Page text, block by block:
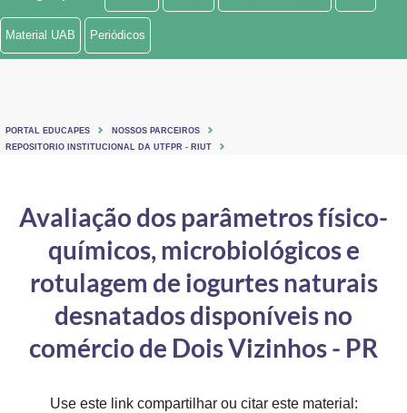
Ministério de Minas e Energia
Ministério do Turismo
Controladoria-Geral da União
Ministério da Mulher, da Família e dos Direitos Humanos
Secretaria-Geral
Secretaria de Governo
Material UAB Periódicos
PORTAL EDUCAPES
NOSSOS PARCEIROS
REPOSITORIO INSTITUCIONAL DA UTFPR - RIUT
Avaliação dos parâmetros físico-
químicos, microbiológicos e
rotulagem de iogurtes naturais
desnatados disponíveis no
comércio de Dois Vizinhos - PR
Use este link compartilhar ou citar este material: